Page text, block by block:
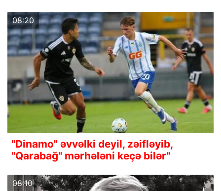
08:20
"Dinamo" əvvəlki deyil, zəifləyib,
"Qarabağ" mərhələni keçə bilər"
08:10